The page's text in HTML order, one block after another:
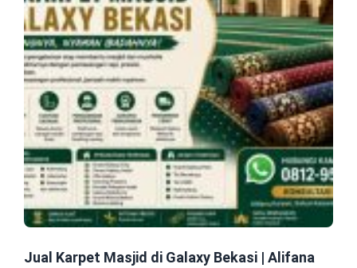
Jual Karpet Masjid di Galaxy Bekasi | Alifana